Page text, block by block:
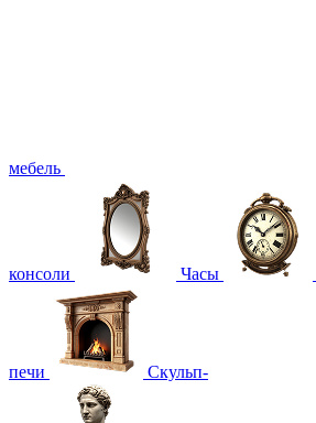
мебель
консоли Часы
печи Скульп-